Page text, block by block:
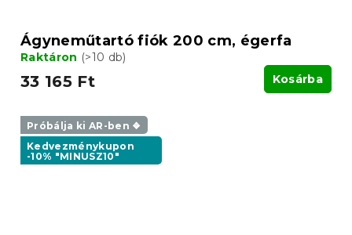
Ágyneműtartó fiók 200 cm, égerfa
Raktáron (>10 db)
33 165 Ft Kosárba
Próbálja ki AR-ben ❖
Kedvezménykupon
-10% "MINUSZ10"